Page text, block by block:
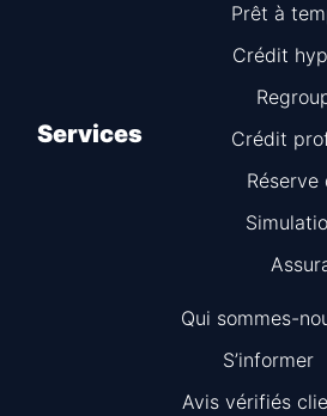
Services
Prêt à
Crédit
Crédit
Réserve
Qui sommes-
S’informer
Avis vérifiés